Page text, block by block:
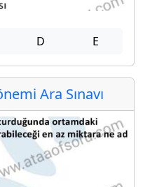
D E
Ara Sınavı